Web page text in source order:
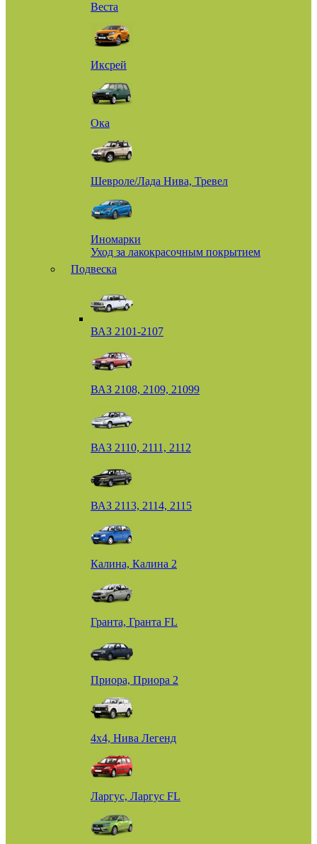
Веста
Иксрей
Ока
Шевроле/Лада Нива, Тревел
Иномарки
Уход за лакокрасочным покрытием
Подвеска
ВАЗ 2101-2107
ВАЗ 2108, 2109, 21099
ВАЗ 2110, 2111, 2112
ВАЗ 2113, 2114, 2115
Калина, Калина 2
Гранта, Гранта FL
Приора, Приора 2
4х4, Нива Легенд
Ларгус, Ларгус FL